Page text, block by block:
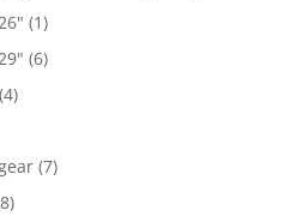
(1)
(6)
(4)
(7)